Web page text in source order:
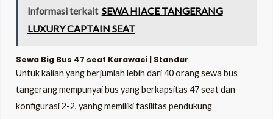
Informasi terkait SEWA HIACE TANGERANG
LUXURY CAPTAIN SEAT
Sewa Big Bus 47 seat Karawaci | Standar
Untuk kalian yang berjumlah lebih dari 40 orang sewa bus
tangerang mempunyai bus yang berkapsitas 47 seat dan
konfigurasi 2-2, yanhg memiliki fasilitas pendukung